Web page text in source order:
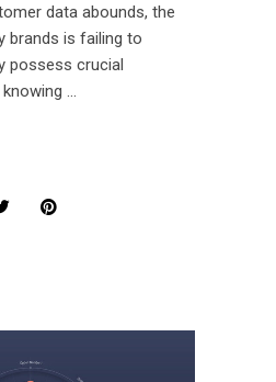
data abounds, the
brands is failing to
possess crucial